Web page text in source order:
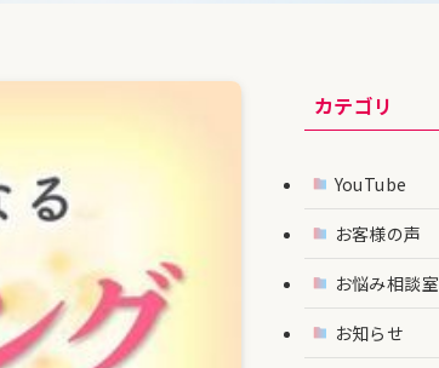
カテゴリ
YouTube
お客様の声
お悩み相談室
お知らせ